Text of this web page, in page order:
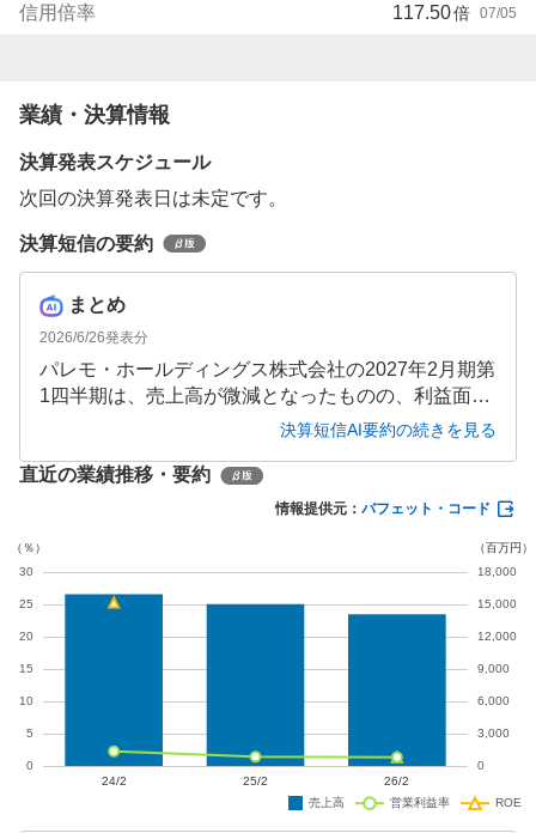
信用倍率 117.50倍 07/05
業績・決算情報
決算発表スケジュール
次回の決算発表日は未定です。
決算短信の要約
まとめ
2026/6/26発表分
パレモ・ホールディングス株式会社の2027年2月期第
1四半期は、売上高が微減となったものの、利益面で
は黒字転換を果たしました。既存店売上高前年比10
込んでいます。一方で、普通株式の配当は見送られ
ており、財務体質の改善が継続課題となっていま
決算短信AI要約の続きを見る
直近の業績推移・要約
情報提供元： バフェット・コード